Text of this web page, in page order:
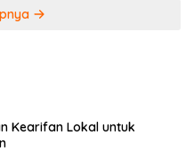
Kearifan Lokal untuk